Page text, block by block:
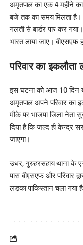
अमृतपाल का एक 4 महीने
बजे तक का समय मिलता है।
गलती से बार्डर पार कर
भारत लाया जाए। बीएसएफ
परिवार का इकलौता
इस घटना को आज 10 दिन
अमृतपाल अपने परिवार का
मौके पर भाजपा जिला नेता
दिया है कि जल्द ही केन्द्र
जाएगा।
उधर, गुरुहरसहाय थाना के
पास बीएसएफ और परिवार
लड़का पाकिस्तान चला गया है l